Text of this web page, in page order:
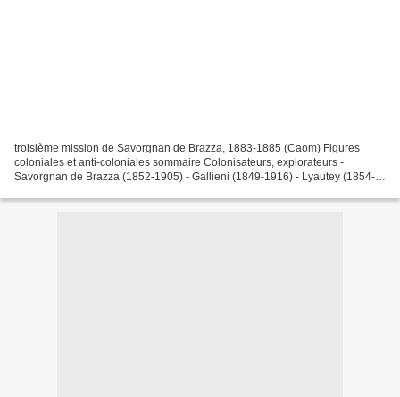
troisième mission de Savorgnan de Brazza, 1883-1885 (Caom) Figures
coloniales et anti-coloniales sommaire Colonisateurs, explorateurs -
Savorgnan de Brazza (1852-1905) - Gallieni (1849-1916) - Lyautey (1854-